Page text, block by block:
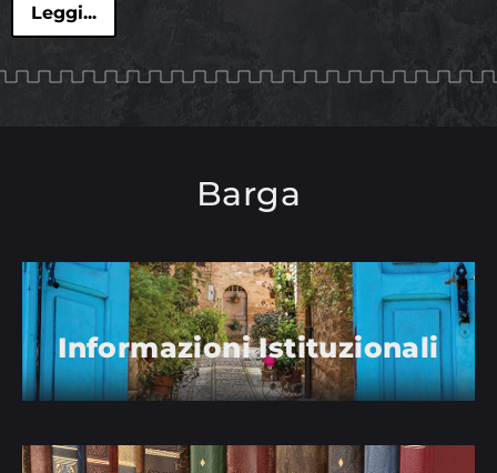
Leggi...
Barga
Informazioni Istituzionali